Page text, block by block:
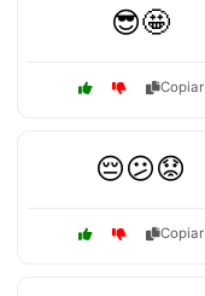
😎🤩
Copiar
😔😕😟
Copiar